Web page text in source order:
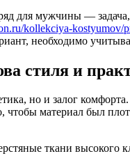
для мужчины —
kollekciya-kostyumov/
необходимо
стиля и
но и залог
материал был
ткани высокого